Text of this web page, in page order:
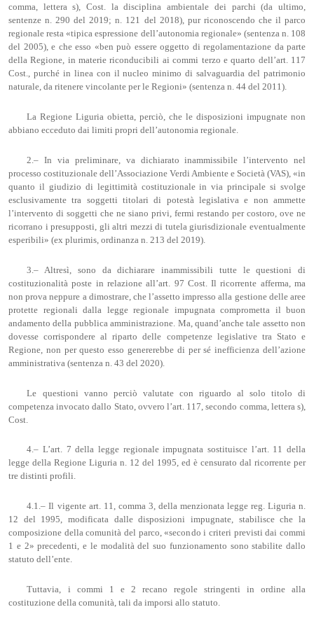
comma, lettera s), Cost. la disciplina ambientale dei parchi (da ultimo,
sentenze n. 290 del 2019; n. 121 del 2018), pur riconoscendo che il parco
regionale resta «tipica espressione dell’autonomia regionale» (sentenza n. 108
del 2005), e che esso «ben può essere oggetto di regolamentazione da parte
della Regione, in materie riconducibili ai commi terzo e quarto dell’art. 117
Cost., purché in linea con il nucleo minimo di salvaguardia del patrimonio
naturale, da ritenere vincolante per le Regioni» (sentenza n. 44 del 2011).
La Regione Liguria obietta, perciò, che le disposizioni impugnate non
abbiano ecceduto dai limiti propri dell’autonomia regionale.
2.– In via preliminare, va dichiarato inammissibile l’intervento nel
processo costituzionale dell’Associazione Verdi Ambiente e Società (VAS), «in
quanto il giudizio di legittimità costituzionale in via principale si svolge
esclusivamente tra soggetti titolari di potestà legislativa e non ammette
l’intervento di soggetti che ne siano privi, fermi restando per costoro, ove ne
ricorrano i presupposti, gli altri mezzi di tutela giurisdizionale eventualmente
esperibili» (ex plurimis, ordinanza n. 213 del 2019).
3.– Altresì, sono da dichiarare inammissibili tutte le questioni di
costituzionalità poste in relazione all’art. 97 Cost. Il ricorrente afferma, ma
non prova neppure a dimostrare, che l’assetto impresso alla gestione delle aree
protette regionali dalla legge regionale impugnata comprometta il buon
andamento della pubblica amministrazione. Ma, quand’anche tale assetto non
dovesse corrispondere al riparto delle competenze legislative tra Stato e
Regione, non per questo esso genererebbe di per sé inefficienza dell’azione
amministrativa (sentenza n. 43 del 2020).
Le questioni vanno perciò valutate con riguardo al solo titolo di
competenza invocato dallo Stato, ovvero l’art. 117, secondo comma, lettera s),
Cost.
4.– L’art. 7 della legge regionale impugnata sostituisce l’art. 11 della
legge della Regione Liguria n. 12 del 1995, ed è censurato dal ricorrente per
tre distinti profili.
4.1.– Il vigente art. 11, comma 3, della menzionata legge reg. Liguria n.
12 del 1995, modificata dalle disposizioni impugnate, stabilisce che la
composizione della comunità del parco, «secondo i criteri previsti dai commi
1 e 2» precedenti, e le modalità del suo funzionamento sono stabilite dallo
statuto dell’ente.
Tuttavia, i commi 1 e 2 recano regole stringenti in ordine alla
costituzione della comunità, tali da imporsi allo statuto.